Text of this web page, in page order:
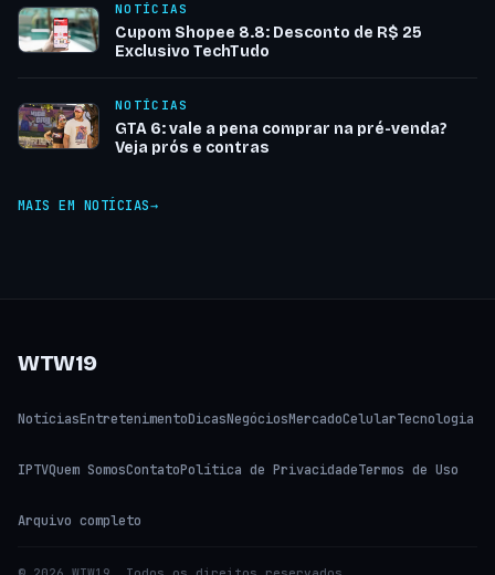
NOTÍCIAS
Cupom Shopee 8.8: Desconto de R$ 25
Exclusivo TechTudo
NOTÍCIAS
GTA 6: vale a pena comprar na pré-venda?
Veja prós e contras
MAIS EM NOTÍCIAS
WTW19
NotíciasEntretenimentoDicasNegóciosMercadoCelularTecnologia
IPTVQuem SomosContatoPolítica de PrivacidadeTermos de Uso
Arquivo completo